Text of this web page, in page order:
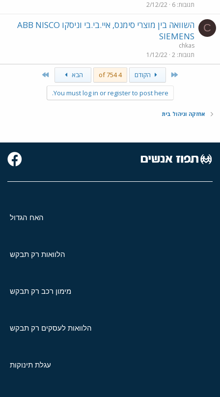
תגובות 6
2/12/22
C
השוואה בין מוצרי סימנס, איי.בי.בי וניסקו ABB NISCO
SIEMENS
chkas
תגובות 2
1/12/22
First הקודם 4 of 754 הבא
You must log in or register to post here.
אחזקה וניהול בית
האח הגדול
הלוואות רק תבקש
מימון רכב רק תבקש
הלוואות לעסקים רק תבקש
עגלת תינוקות